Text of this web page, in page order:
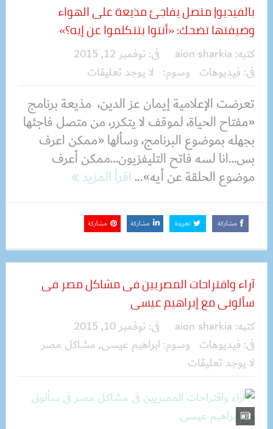
بالفيديو| متصل يفاجئ مذيعة على الهواء
وضيفتها تضحك: «أنتوا بتتكلموا عن إيه؟»
كتبه: aion sharkia فى: نوفمبر 12, 2015
فى: فيديوهات وسوم: لا يوجد تعليقات
تعرضت الإعلامية إيمان عز الدين، مذيعة برنامج
«مفتاح الحياة، لموقف لا يتكرر، من متصل فاجئها
بجهله بموضوع البرنامج، وسألها «ممكن اعرف
بس…انا لسه فاتح التليفزيون…ممكن أعرف
موضوع الحلقة عن أيه»...اقرأ المزيد
مشاركة تغريدة مشاركة مشاركة
آراء واقتراحات المصريين فى مشاكل مصر فى
سألونى ‫‏مع إبراهيم عيسى
كتبه: aion sharkia فى: نوفمبر 10, 2015
فى: فيديوهات وسوم: ابراهيم عيسى, مشاكل مصر
لا يوجد تعليقات